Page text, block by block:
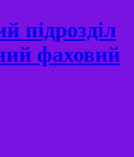
підрозділ
фаховий